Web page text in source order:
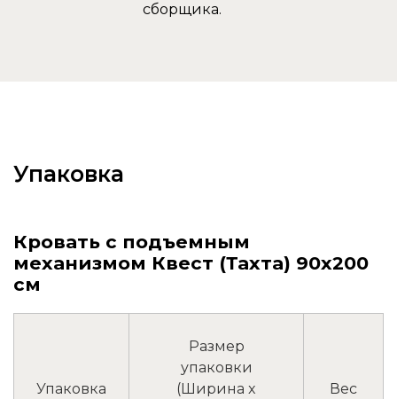
сборщика.
Упаковка
Кровать с подъемным
механизмом Квест (Тахта) 90х200
см
Упаковка
Размер
упаковки
(Ширина x
Вес